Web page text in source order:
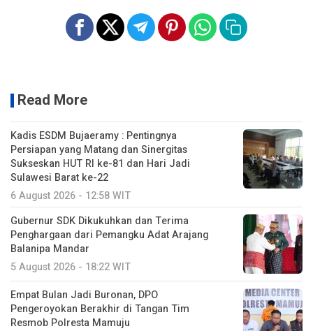
Read More
Kadis ESDM Bujaeramy : Pentingnya
Persiapan yang Matang dan Sinergitas
Sukseskan HUT RI ke-81 dan Hari Jadi
Sulawesi Barat ke-22
6 August 2026 - 12:58 WIT
Gubernur SDK Dikukuhkan dan Terima
Penghargaan dari Pemangku Adat Arajang
Balanipa Mandar
5 August 2026 - 18:22 WIT
Empat Bulan Jadi Buronan, DPO
Pengeroyokan Berakhir di Tangan Tim
Resmob Polresta Mamuju